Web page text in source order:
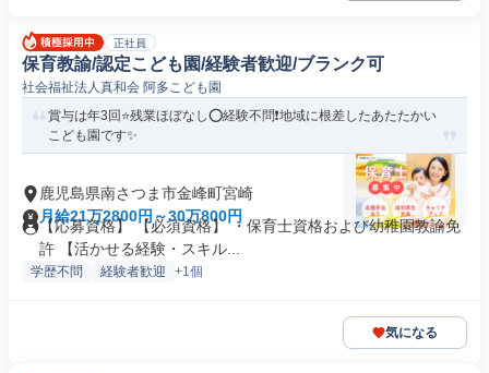
正社員
保育教諭/認定こども園/経験者歓迎/ブランク可
社会福祉法人真和会 阿多こども園
賞与は年3回⭐残業ほぼなし⭕経験不問❗️地域に根差したあたたかい
こども園です✨
鹿児島県南さつま市金峰町宮崎
月給21万2800円～30万800円
【応募資格】 【必須資格】 ・保育士資格および幼稚園教諭免
許 【活かせる経験・スキル...
学歴不問 経験者歓迎 +1個
気になる